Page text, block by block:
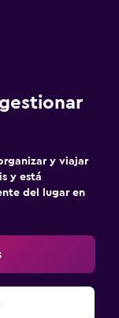
y viajar
y está
del lugar en